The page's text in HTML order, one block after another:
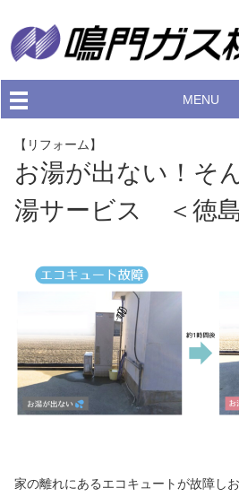
MENU
【リフォーム】
お湯が出ない！そ
湯サービス ＜徳
家の離れにあるエコキュートが故障し